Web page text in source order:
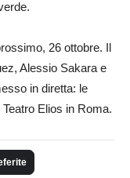
26 ottobre. Il
Alessio Sakara e
in diretta: le
Elios in Roma.